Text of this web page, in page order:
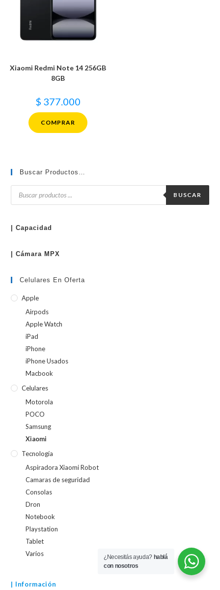
Xiaomi Redmi Note 14 256GB
8GB
$ 377.000
COMPRAR
Buscar Productos…
Búsqueda
productos
BUSCAR
| Capacidad
| Cámara MPX
Celulares En Oferta
Apple
Airpods
Apple Watch
iPad
iPhone
iPhone Usados
Macbook
Celulares
Motorola
POCO
Samsung
Xiaomi
Tecnología
Aspiradora Xiaomi Robot
Camaras de seguridad
Consolas
Dron
Notebook
Playstation
Tablet
Varios
| Información
¿Necesitás ayuda? hablá
con nosotros